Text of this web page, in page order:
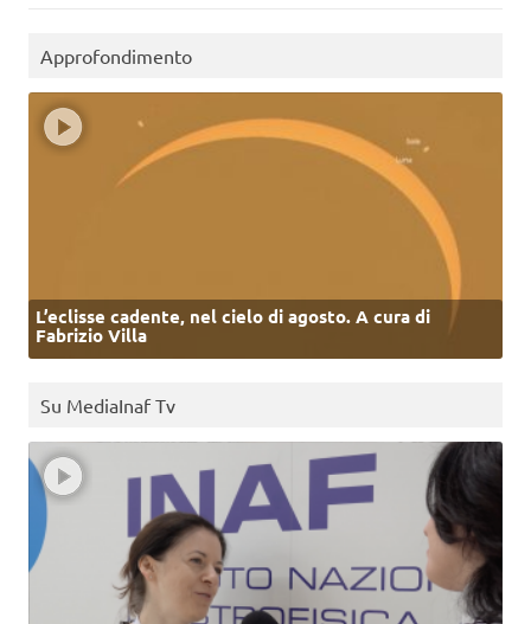
Approfondimento
L’eclisse cadente, nel cielo di agosto. A cura di
Fabrizio Villa
Su MediaInaf Tv